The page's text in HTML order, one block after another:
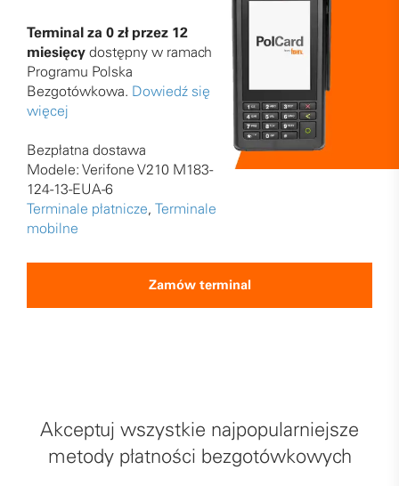
Terminal za 0 zł przez 12
miesięcy dostępny w ramach
Programu Polska
Bezgotówkowa. Dowiedź się
więcej
Bezpłatna dostawa
Modele: Verifone V210 M183-
124-13-EUA-6
Terminale płatnicze, Terminale
mobilne
Zamów terminal
Akceptuj wszystkie najpopularniejsze
metody płatności bezgotówkowych